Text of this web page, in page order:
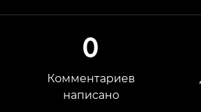
0
Комментариев
написано